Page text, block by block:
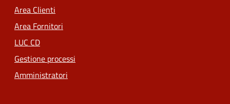
Area Clienti
Area Fornitori
LUC CD
Gestione processi
Amministratori